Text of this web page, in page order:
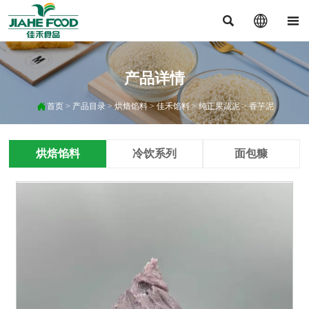
  
产品详情
首页> 产品目录>烘焙馅料> 佳禾馅料>纯正果蔬泥>香芋泥
烘焙馅料 冷饮系列 面包糠